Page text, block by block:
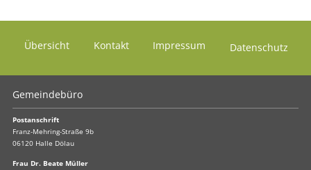
Übersicht Kontakt Impressum Datenschutz
Gemeindebüro
Postanschrift
Franz-Mehring-Straße 9b
06120 Halle Dölau
Frau Dr. Beate Müller